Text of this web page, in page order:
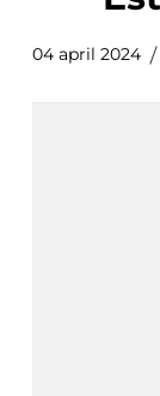
04 april 2024